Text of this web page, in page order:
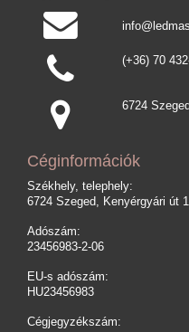
(+36) 70
6724
Céginformációk
Székhely, telephely:
6724 Szeged, Kenyérgyári út
Adószám:
23456983-2-06
EU-s adószám:
HU23456983
Cégjegyzékszám: